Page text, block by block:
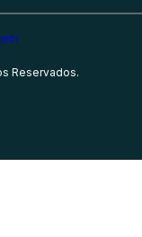
Reservados.